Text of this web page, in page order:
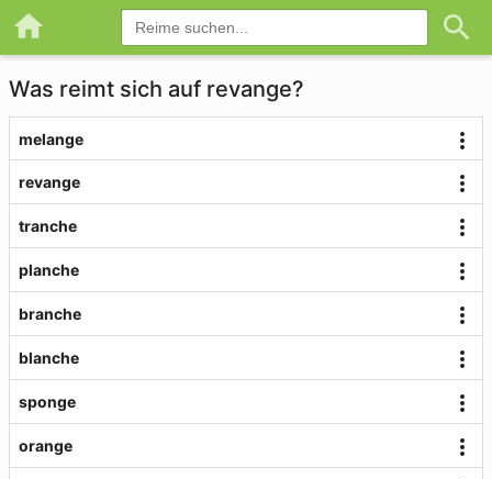
Was reimt sich auf revange?
melange
revange
tranche
planche
branche
blanche
sponge
orange